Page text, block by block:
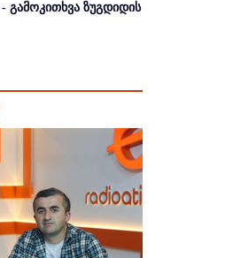
გამოკითხვა ზუგდიდის